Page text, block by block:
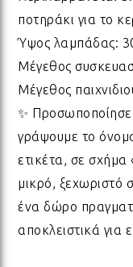
ποτηράκι για το
Ύψος λαμπάδας:
Μέγεθος
Μέγεθος
✨
γράψουμε το
ετικέτα, σε σχήμα
μικρό, ξεχωριστό
ένα δώρο
αποκλειστικά για